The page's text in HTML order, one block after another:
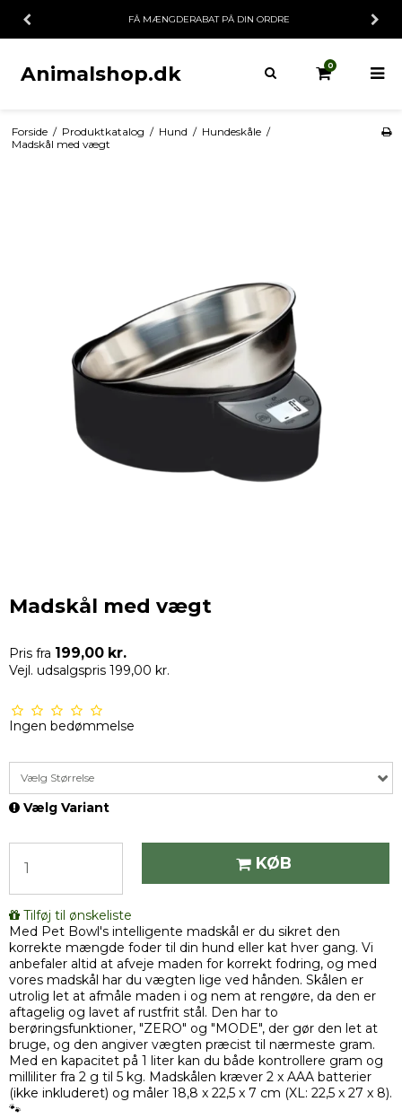
FÅ MÆNGDERABAT PÅ DIN ORDRE
Animalshop.dk 0
Forside / Produktkatalog / Hund / Hundeskåle /
Madskål med vægt
Madskål med vægt
Pris fra 199,00 kr.
Vejl. udsalgspris 199,00 kr.
Ingen bedømmelse
Vælg Størrelse
Vælg Variant
KØB
Tilføj til ønskeliste
Med Pet Bowl's intelligente madskål er du sikret den
korrekte mængde foder til din hund eller kat hver gang. Vi
anbefaler altid at afveje maden for korrekt fodring, og med
vores madskål har du vægten lige ved hånden. Skålen er
utrolig let at afmåle maden i og nem at rengøre, da den er
aftagelig og lavet af rustfrit stål. Den har to
berøringsfunktioner, "ZERO" og "MODE", der gør den let at
bruge, og den angiver vægten præcist til nærmeste gram.
Med en kapacitet på 1 liter kan du både kontrollere gram og
milliliter fra 2 g til 5 kg. Madskålen kræver 2 x AAA batterier
(ikke inkluderet) og måler 18,8 x 22,5 x 7 cm (XL: 22,5 x 27 x 8).
🐾